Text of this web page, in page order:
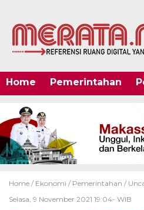
Home Pemerintahan
Home / Ekonomi / Pemerintahan /
Selasa, 9 November 2021 19:04- WIB